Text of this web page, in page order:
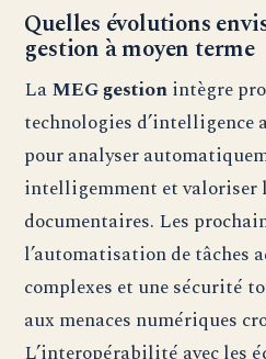
Quelles évolutions
gestion à moyen terme
LaMEG gestionintègre
technologies d’intelligence
pour analyser
intelligemment et valoriser
documentaires. Les
l’automatisation de tâches
complexes et une sécurité
aux menaces numériques